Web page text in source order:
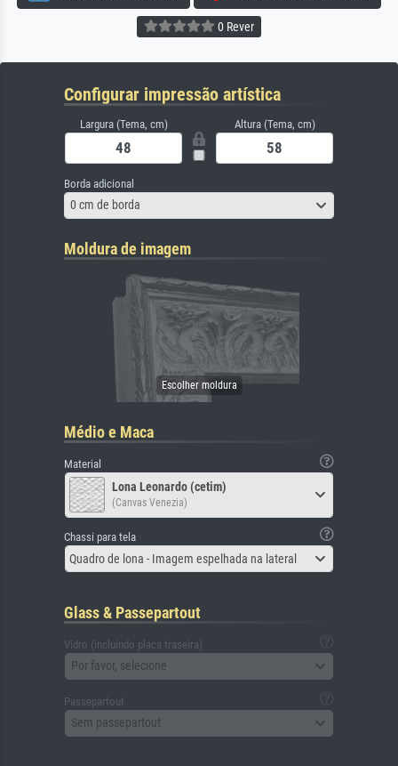
0 Rever
Configurar impressão artística
Largura (Tema, cm) Altura (Tema, cm)
Borda adicional
0 cm de borda
Moldura de imagem
Médio e Maca
Material
Lona Leonardo (cetim)
(Canvas Venezia)
Chassi para tela
Quadro de lona - Imagem espelhada na lateral
Glass & Passepartout
Vidro (incluindo placa traseira)
Por favor, selecione
Passepartout
Sem passepartout